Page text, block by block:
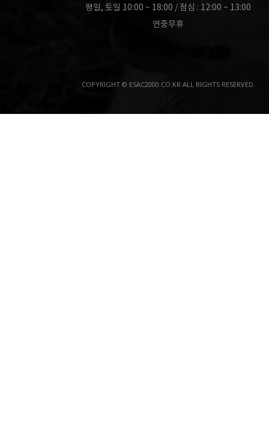
평일, 토일 10:00 ~ 18:00 / 점심 : 12:00 ~ 13:00
연중무휴
COPYRIGHT © ESAC2000.CO.KR ALL RIGHTS RESERVED.